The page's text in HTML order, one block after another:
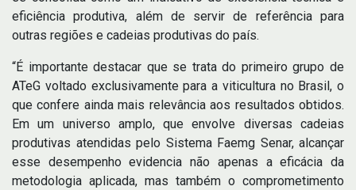
eficiência produtiva, além de servir de referência para
outras regiões e cadeias produtivas do país.
“É importante destacar que se trata do primeiro grupo de
ATeG voltado exclusivamente para a viticultura no Brasil, o
que confere ainda mais relevância aos resultados obtidos.
Em um universo amplo, que envolve diversas cadeias
produtivas atendidas pelo Sistema Faemg Senar, alcançar
esse desempenho evidencia não apenas a eficácia da
metodologia aplicada, mas também o comprometimento